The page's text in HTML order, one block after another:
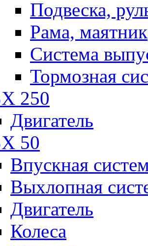
Подвеска,
Рама, маятник
Система
Тормозная
250
Двигатель
50
Впускная
Выхлопная
Двигатель
Колеса